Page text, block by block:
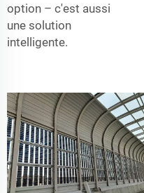
option – c'est aussi
une solution
intelligente.